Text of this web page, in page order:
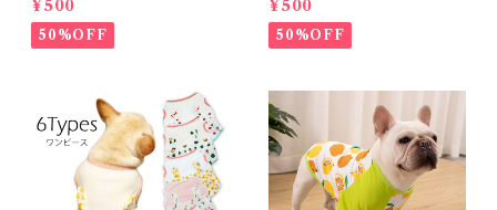
能 首輪 犬用 ペット カラー ペ
ット用品 軽量 ドッグ用品 フレ
ンチブルドック 大型犬 中型犬
¥500
50%OFF
ー フレンチブルドッグ クリー
ム フレブル
¥500
50%OFF